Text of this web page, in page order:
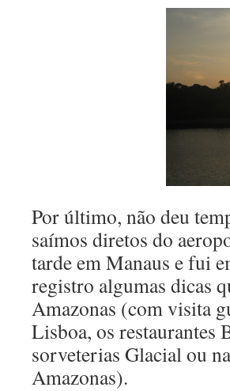
Por último, não deu
saímos diretos do
tarde em Manaus e fui
registro algumas dicas
Amazonas (com visita
Lisboa, os restaurantes
sorveterias Glacial ou
Amazonas).